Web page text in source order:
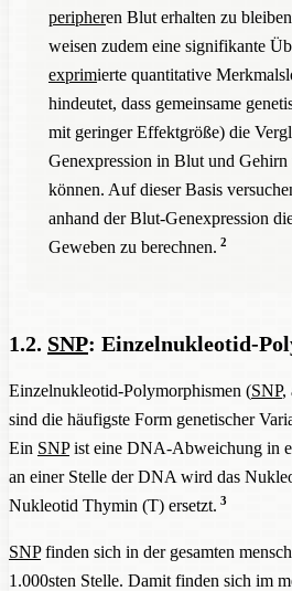
peripheren Blut erhalten zu
weisen zudem eine signifikante
exprimierte quantitative
hindeutet, dass gemeinsame
mit geringer Effektgröße) die
Genexpression in Blut und Gehirn
können. Auf dieser Basis
anhand der Blut-Genexpression
Geweben zu berechnen. 2
1.2. SNP: Einzelnukleotid-
Einzelnukleotid-Polymorphismen (SNP,
sind die häufigste Form genetischer
Ein SNPist eine DNA-Abweichung in
an einer Stelle der DNA wird das
Nukleotid Thymin (T) ersetzt. 3
SNPfinden sich in der gesamten
1.000sten Stelle. Damit finden sich im